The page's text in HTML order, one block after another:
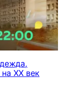
ХХ век